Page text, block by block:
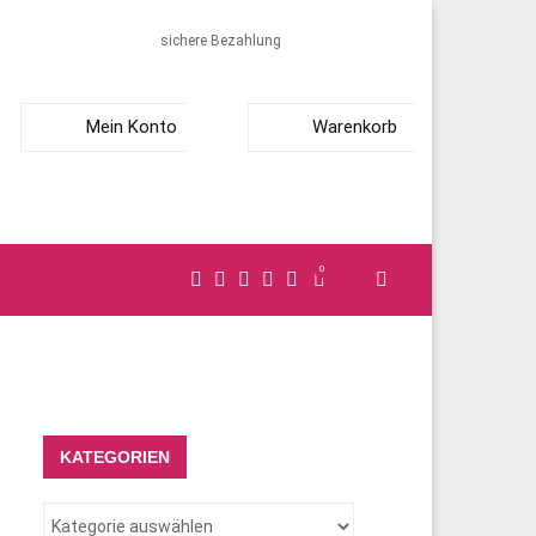
sichere Bezahlung
Mein Konto Warenkorb
0
KATEGORIEN